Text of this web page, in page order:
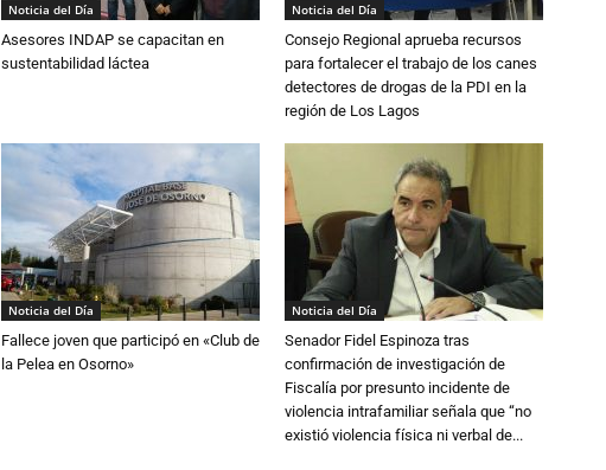
Noticia del Día
Asesores INDAP se capacitan en
sustentabilidad láctea
Noticia del Día
Consejo Regional aprueba recursos
para fortalecer el trabajo de los canes
detectores de drogas de la PDI en la
región de Los Lagos
Noticia del Día
Fallece joven que participó en «Club de
la Pelea en Osorno»
Noticia del Día
Senador Fidel Espinoza tras
confirmación de investigación de
Fiscalía por presunto incidente de
violencia intrafamiliar señala que “no
existió violencia física ni verbal de...